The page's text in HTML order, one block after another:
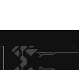
ヴァンガードch